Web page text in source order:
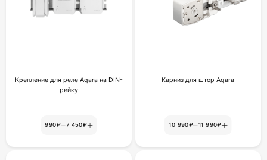
Крепление для реле Aqara на DIN-
рейку
990₽–7 450₽
Карниз для штор Aqara
10 990₽–11 990₽